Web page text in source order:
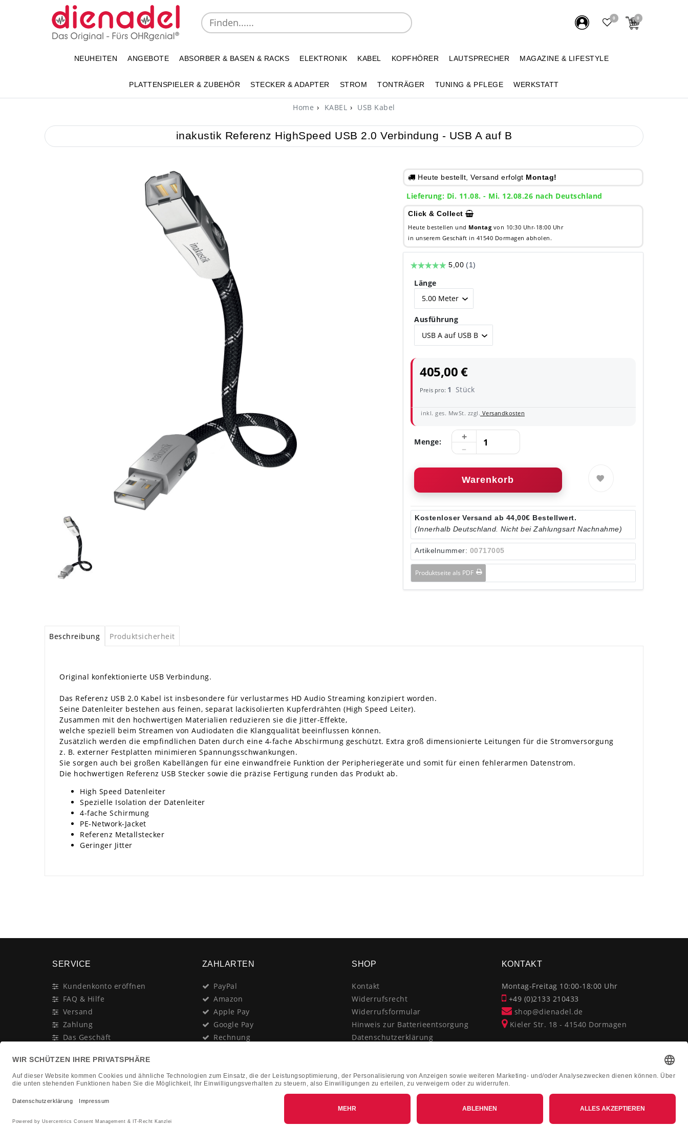
0 0
NEUHEITEN ANGEBOTE ABSORBER & BASEN & RACKS ELEKTRONIK KABEL KOPFHÖRER LAUTSPRECHER MAGAZINE & LIFESTYLE
PLATTENSPIELER & ZUBEHÖR STECKER & ADAPTER STROM TONTRÄGER TUNING & PFLEGE WERKSTATT
Home KABEL USB Kabel
inakustik Referenz HighSpeed USB 2.0 Verbindung - USB A auf B
Heute bestellt, Versand erfolgt Montag!
Lieferung: Di. 11.08. - Mi. 12.08.26 nach Deutschland
Click & Collect
Heute bestellen und Montag von 10:30 Uhr-18:00 Uhr
in unserem Geschäft in 41540 Dormagen abholen.
Länge
Ausführung
405,00 €
Preis pro: 1 Stück
inkl. ges. MwSt. zzgl. Versandkosten
Menge:
Warenkorb
Kostenloser Versand ab 44,00€ Bestellwert.
(Innerhalb Deutschland. Nicht bei Zahlungsart Nachnahme)
Artikelnummer: 00717005
Produktseite als PDF
Beschreibung Produktsicherheit
Original konfektionierte USB Verbindung.
Das Referenz USB 2.0 Kabel ist insbesondere für verlustarmes HD Audio Streaming konzipiert worden.
Seine Datenleiter bestehen aus feinen, separat lackisolierten Kupferdrähten (High Speed Leiter).
Zusammen mit den hochwertigen Materialien reduzieren sie die Jitter-Effekte,
welche speziell beim Streamen von Audiodaten die Klangqualität beeinflussen können.
Zusätzlich werden die empfindlichen Daten durch eine 4-fache Abschirmung geschützt. Extra groß dimensionierte Leitungen für die Stromversorgung
z. B. externer Festplatten minimieren Spannungsschwankungen.
Sie sorgen auch bei großen Kabellängen für eine einwandfreie Funktion der Peripheriegeräte und somit für einen fehlerarmen Datenstrom.
Die hochwertigen Referenz USB Stecker sowie die präzise Fertigung runden das Produkt ab.
High Speed Datenleiter
Spezielle Isolation der Datenleiter
4-fache Schirmung
PE-Network-Jacket
Referenz Metallstecker
Geringer Jitter
SERVICE
Kundenkonto eröffnen
FAQ & Hilfe
Versand
Zahlung
Das Geschäft
Geschenk-Gutschein
Newsletter
In Gedenken an:
ZAHLARTEN
PayPal
Amazon
Apple Pay
Google Pay
Rechnung
Ratenkauf
Nachnahme
SHOP
Kontakt
Widerrufsrecht
Widerrufsformular
Hinweis zur Batterieentsorgung
Datenschutzerklärung
Vertrag widerrufen
KONTAKT
Montag-Freitag 10:00-18:00 Uhr
+49 (0)2133 210433
shop@dienadel.de
Kieler Str. 18 - 41540 Dormagen